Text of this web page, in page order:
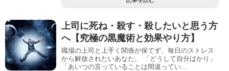
上司に死ね・殺す・殺したいと思う方
へ【究極の黒魔術と効果やり方】
職場の上司と上手く関係が保てず、毎日のストレス
から解放されたいあなた。 「どうして自分ばかり」
「あいつの言っていることは間違ってい...